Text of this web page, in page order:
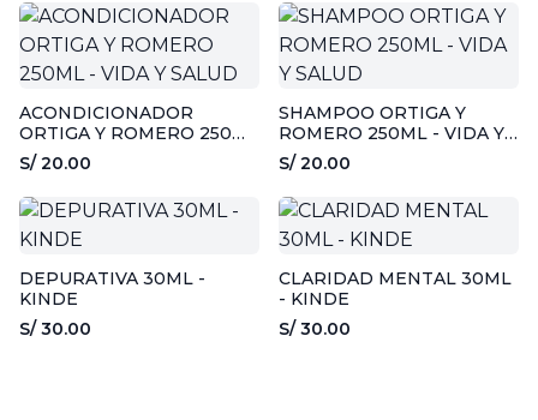
ACONDICIONADOR
ORTIGA Y ROMERO 250ML
- VIDA Y SALUD
S/ 20.00
SHAMPOO ORTIGA Y
ROMERO 250ML - VIDA Y
SALUD
S/ 20.00
DEPURATIVA 30ML -
KINDE
S/ 30.00
CLARIDAD MENTAL 30ML
- KINDE
S/ 30.00